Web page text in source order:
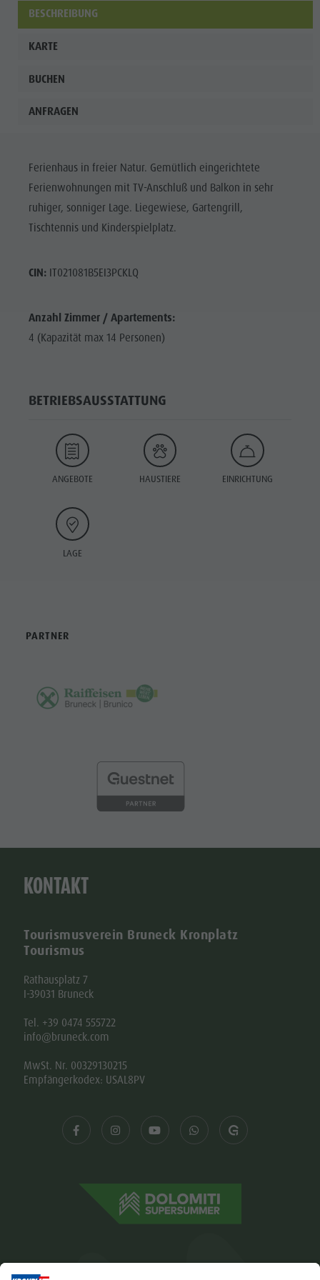
BESCHREIBUNG
KARTE
BUCHEN
ANFRAGEN
Ferienhaus in freier Natur. Gemütlich eingerichtete
Ferienwohnungen mit TV-Anschluß und Balkon in sehr
ruhiger, sonniger Lage. Liegewiese, Gartengrill,
Tischtennis und Kinderspielplatz.
CIN:IT021081B5EI3PCKLQ
Anzahl Zimmer / Apartements:
4 (Kapazität max 14 Personen)
BETRIEBSAUSSTATTUNG
ANGEBOTE HAUSTIERE EINRICHTUNG
LAGE
PARTNER
KONTAKT
Tourismusverein Bruneck Kronplatz
Tourismus
Rathausplatz 7
I-39031 Bruneck
Tel. +39 0474 555722
info@bruneck.com
MwSt. Nr. 00329130215
Empfängerkodex: USAL8PV